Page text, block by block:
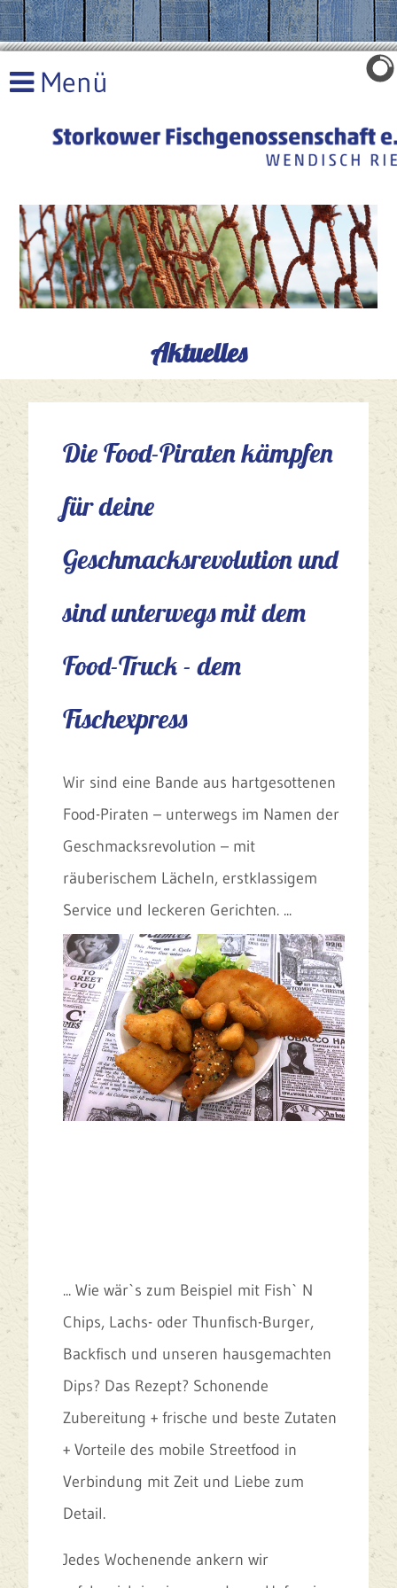
Aktuelles
Die Food-Piraten kämpfen
für deine
Geschmacksrevolution und
sind unterwegs mit dem
Food-Truck - dem
Fischexpress
Wir sind eine Bande aus hartgesottenen
Food-Piraten – unterwegs im Namen der
Geschmacksrevolution – mit
räuberischem Lächeln, erstklassigem
Service und leckeren Gerichten. ...
... Wie wär`s zum Beispiel mit Fish` N
Chips, Lachs- oder Thunfisch-Burger,
Backfisch und unseren hausgemachten
Dips? Das Rezept? Schonende
Zubereitung + frische und beste Zutaten
+ Vorteile des mobile Streetfood in
Verbindung mit Zeit und Liebe zum
Detail.
Jedes Wochenende ankern wir